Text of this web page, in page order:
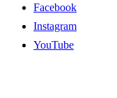
Facebook
Instagram
YouTube